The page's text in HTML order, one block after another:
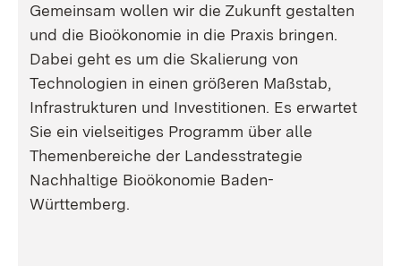
Gemeinsam wollen wir die Zukunft gestalten
und die Bioökonomie in die Praxis bringen.
Dabei geht es um die Skalierung von
Technologien in einen größeren Maßstab,
Infrastrukturen und Investitionen. Es erwartet
Sie ein vielseitiges Programm über alle
Themenbereiche der Landesstrategie
Nachhaltige Bioökonomie Baden-
Württemberg.